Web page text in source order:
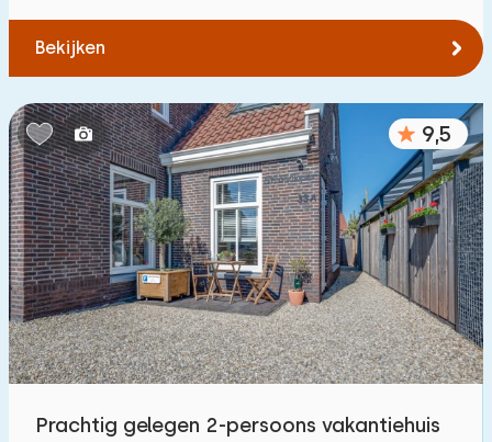
Bekijken
9,5
Prachtig gelegen 2-persoons vakantiehuis